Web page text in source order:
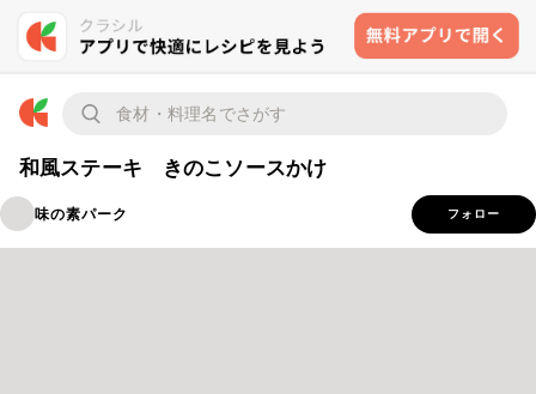
和風ステーキ きのこソースかけ
味の素パーク フォロー